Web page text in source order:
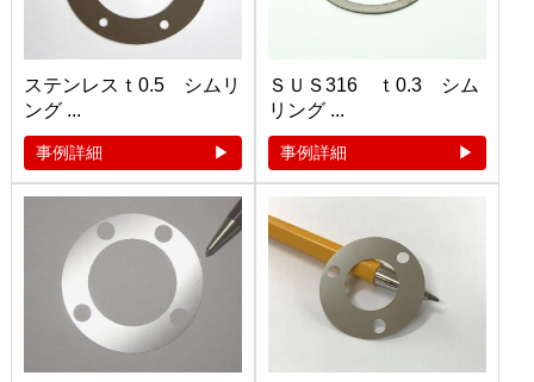
ステンレスｔ0.5 シムリ
ング ...
事例詳細
ＳＵＳ316 ｔ0.3 シム
リング ...
事例詳細